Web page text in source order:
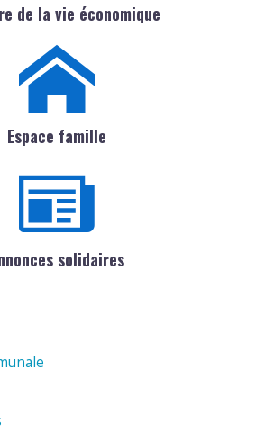
de la vie économique
Espace famille
solidaires